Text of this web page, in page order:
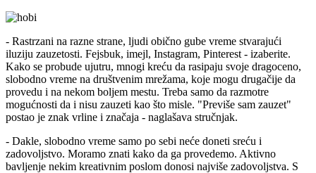
- Rastrzani na razne strane, ljudi obično gube vreme stvarajući
iluziju zauzetosti. Fejsbuk, imejl, Instagram, Pinterest - izaberite.
Kako se probude ujutru, mnogi kreću da rasipaju svoje dragoceno,
slobodno vreme na društvenim mrežama, koje mogu drugačije da
provedu i na nekom boljem mestu. Treba samo da razmotre
mogućnosti da i nisu zauzeti kao što misle. "Previše sam zauzet"
postao je znak vrline i značaja - naglašava stručnjak.
- Dakle, slobodno vreme samo po sebi neće doneti sreću i
zadovoljstvo. Moramo znati kako da ga provedemo. Aktivno
bavljenje nekim kreativnim poslom donosi najviše zadovoljstva. S